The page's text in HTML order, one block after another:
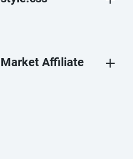
Market Affiliate